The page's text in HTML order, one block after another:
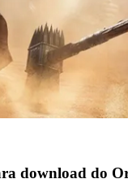
download do